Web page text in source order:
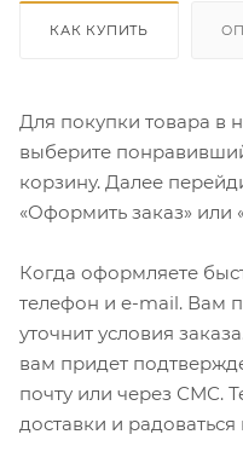
КАК КУПИТЬ
Для покупки товара в
выберите
корзину. Далее
«Оформить заказ» или
Когда оформляете
телефон и e-mail. Вам
уточнит условия
вам придет
почту или через СМС.
доставки и